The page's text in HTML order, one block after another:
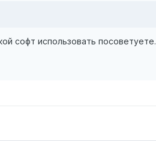
софт использовать посоветуете.